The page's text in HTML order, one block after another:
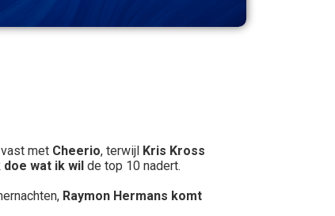
met Cheerio, terwijl Kris Kross
doe wat ik wil de top 10 nadert.
Raymon Hermans komt